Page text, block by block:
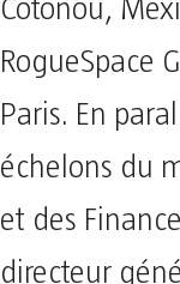
Cotonou,
RogueSpace
Paris. En
échelons du
et des